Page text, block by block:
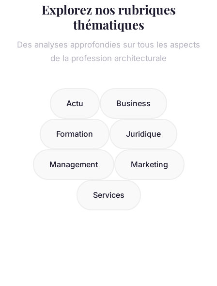
Explorez nos rubriques
thématiques
Des analyses approfondies sur tous les aspects
de la profession architecturale
Actu Business
Formation Juridique
Management Marketing
Services